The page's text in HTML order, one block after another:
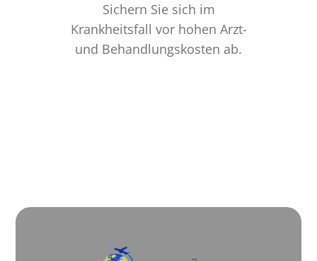
Sichern Sie sich im
Krankheitsfall vor hohen Arzt-
und Behandlungskosten ab.